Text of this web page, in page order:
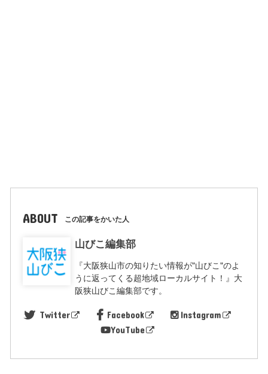
ABOUT この記事をかいた人
山びこ編集部
『大阪狭山市の知りたい情報が"山びこ"のよ
うに返ってくる超地域ローカルサイト！』大
阪狭山びこ編集部です。
Twitter Facebook
Instagram
YouTube